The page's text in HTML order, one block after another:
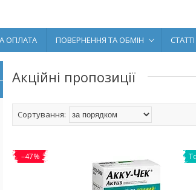
ОПЛАТА ПОВЕРНЕННЯ ТА ОБМІН СТАТТІ
Акційні пропозиції
–47%